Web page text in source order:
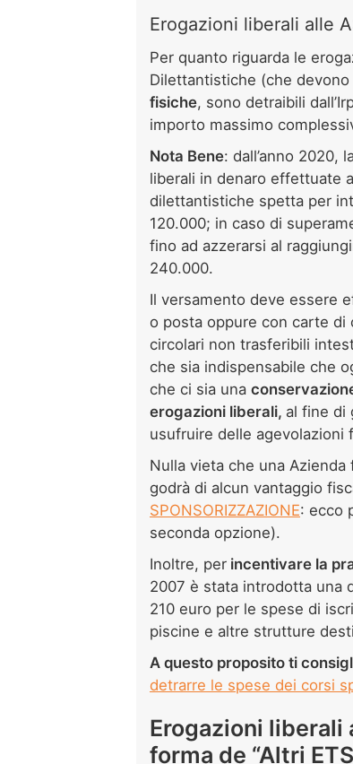
Erogazioni liberali alle
Per quanto riguarda le
Dilettantistiche (che
fisiche, sono detraibili
importo massimo
Nota Bene: dall’anno 2020,
liberali in denaro effettuate
dilettantistiche spetta per
120.000; in caso di
fino ad azzerarsi al
240.000.
Il versamento deve essere
o posta oppure con carte di
circolari non trasferibili
che sia indispensabile che
che ci sia una
erogazioni liberali, al fine di
usufruire delle agevolazioni
Nulla vieta che una Azienda
godrà di alcun vantaggio
SPONSORIZZAZIONE: ecco
seconda opzione).
Inoltre, per incentivare la
2007 è stata introdotta una
210 euro per le spese di
piscine e altre strutture
A questo proposito ti
detrarre le spese dei corsi
Erogazioni liberali
forma de “Altri